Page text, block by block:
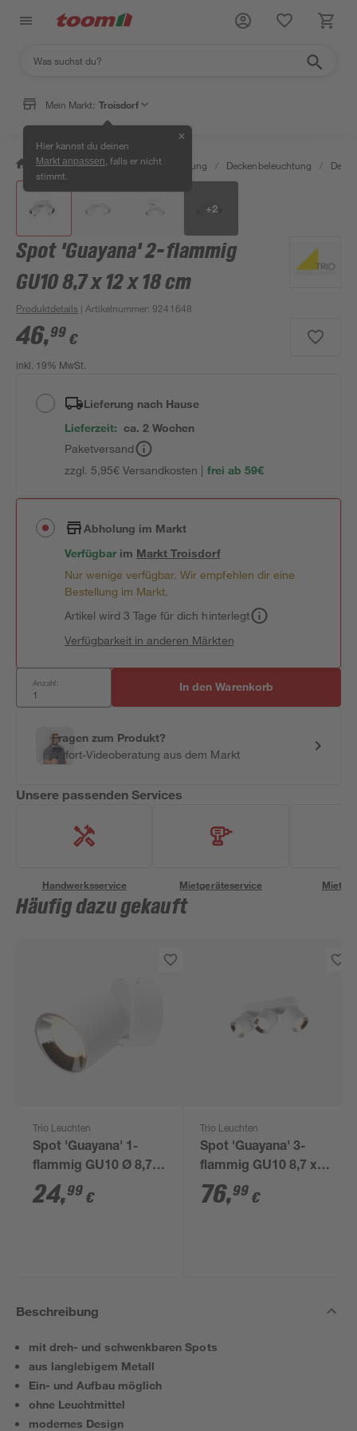
Mein Markt: Troisdorf
Hier kannst du deinen
Markt anpassen , falls er nicht
stimmt.
✕
/ Wohnen & Haushalt / Beleuchtung / Deckenbeleuchtung /
+2
Spot 'Guayana' 2-flammig
GU10 8,7 x 12 x 18 cm
Produktdetails | Artikelnummer:9241648
46,99 €
inkl. 19% MwSt.
Lieferung nach Hause
Lieferzeit: ca. 2 Wochen
Paketversand
zzgl. 5,95€ Versandkosten | frei ab 59€
Abholung im Markt
Verfügbar im MarktTroisdorf
Nur wenige verfügbar. Wir empfehlen dir eine
Bestellung im Markt.
Artikel wird 3 Tage für dich hinterlegt
Verfügbarkeit in anderen Märkten
Anzahl: In den Warenkorb
Fragen zum Produkt?
Sofort-Videoberatung aus dem Markt
Unsere passenden Services
Handwerksservice Mietgeräteservice
Häufig dazu gekauft
Trio Leuchten
Spot 'Guayana' 1-
flammig GU10 Ø 8,7 x
12 cm
24,99 €
Trio Leuchten
Spot 'Guayana' 3-
flammig GU10 8,7 x
12 x 27,3 cm
76,99 €
Beschreibung
mit dreh- und schwenkbaren Spots
aus langlebigem Metall
Ein- und Aufbau möglich
ohne Leuchtmittel
modernes Design